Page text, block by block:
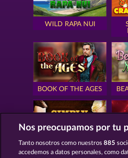
WILD RAPA NUI
BOOK OF THE AGES
Nos preocupamos por tu
Tanto nosotros como nuestros885
accedemos a datos personales, como